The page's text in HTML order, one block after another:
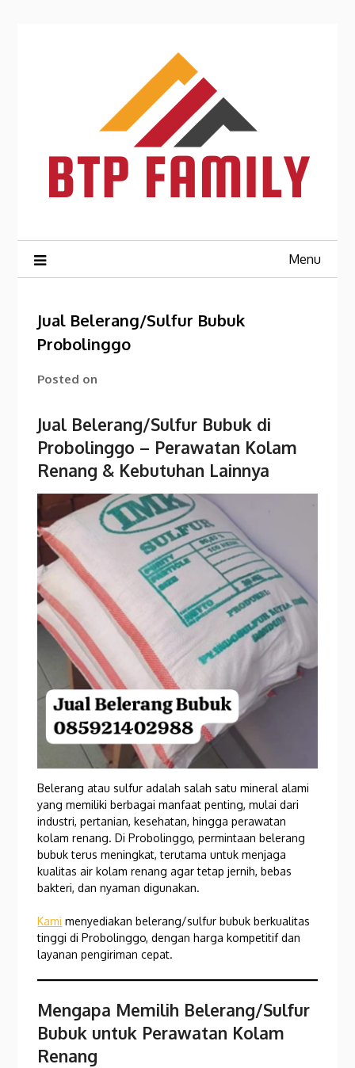
Menu
Jual Belerang/Sulfur Bubuk
Probolinggo
Posted on
Jual Belerang/Sulfur Bubuk di
Probolinggo – Perawatan Kolam
Renang & Kebutuhan Lainnya
Belerang atau sulfur adalah salah satu mineral alami
yang memiliki berbagai manfaat penting, mulai dari
industri, pertanian, kesehatan, hingga perawatan
kolam renang. Di Probolinggo, permintaan belerang
bubuk terus meningkat, terutama untuk menjaga
kualitas air kolam renang agar tetap jernih, bebas
bakteri, dan nyaman digunakan.
Kami menyediakan belerang/sulfur bubuk berkualitas
tinggi di Probolinggo, dengan harga kompetitif dan
layanan pengiriman cepat.
Mengapa Memilih Belerang/Sulfur
Bubuk untuk Perawatan Kolam
Renang